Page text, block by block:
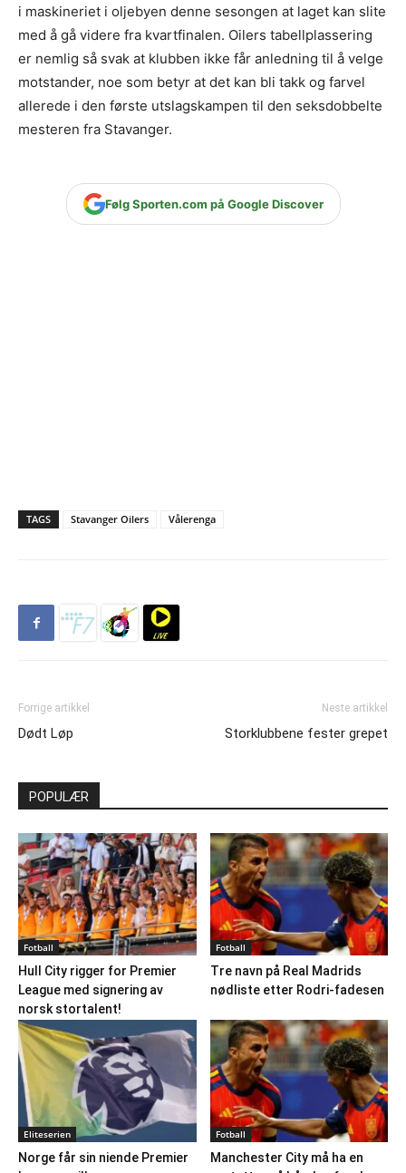
i maskineriet i oljebyen denne sesongen at laget kan slite
med å gå videre fra kvartfinalen. Oilers tabellplassering
er nemlig så svak at klubben ikke får anledning til å velge
motstander, noe som betyr at det kan bli takk og farvel
allerede i den første utslagskampen til den seksdobbelte
mesteren fra Stavanger.
Følg Sporten.com på Google Discover
TAGS Stavanger Oilers Vålerenga
Forrige artikkel
Dødt Løp
Neste artikkel
Storklubbene fester grepet
POPULÆR
Fotball
Hull City rigger for Premier
League med signering av
norsk stortalent!
Fotball
Tre navn på Real Madrids
nødliste etter Rodri-fadesen
Eliteserien
Norge får sin niende Premier
Fotball
Manchester City må ha en